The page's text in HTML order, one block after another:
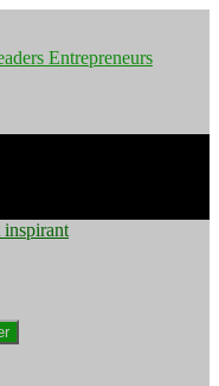
Pourquoi
inspirant